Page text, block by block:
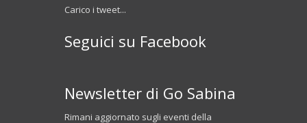
Carico i tweet...
Seguici su Facebook
Newsletter di Go Sabina
Rimani aggiornato sugli eventi della